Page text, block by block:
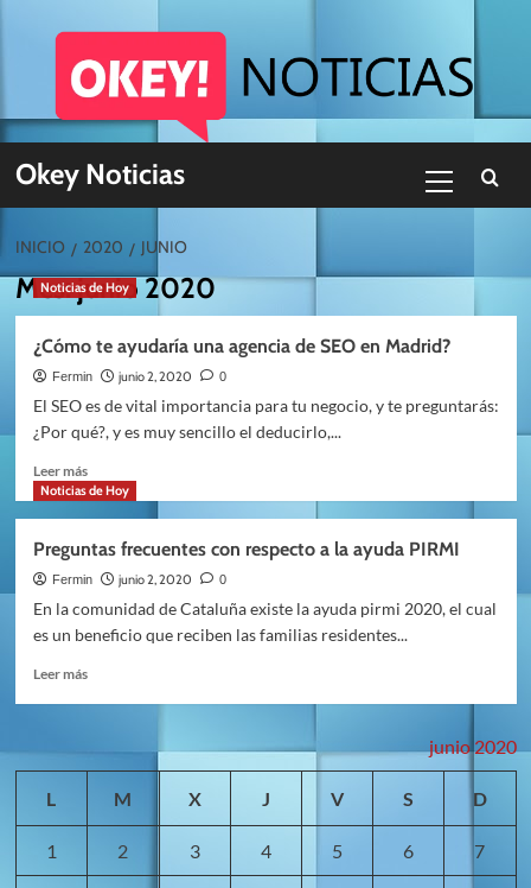
Okey Noticias
primario
INICIO 2020 JUNIO
Mes:junio 2020
Noticias de Hoy
¿Cómo te ayudaría una agencia de SEO en Madrid?
Fermin junio 2, 2020 0
El SEO es de vital importancia para tu negocio, y te preguntarás:
¿Por qué?, y es muy sencillo el deducirlo,...
Leer másLeer
más
te
ayudaría
una
agencia
SEO
Noticias de Hoy
Preguntas frecuentes con respecto a la ayuda PIRMI
Fermin junio 2, 2020 0
En la comunidad de Cataluña existe la ayuda pirmi 2020, el cual
es un beneficio que reciben las familias residentes...
Leer másLeer
respecto
a
ayuda
junio 2020
L M X J V S D
1 2 3 4 5 6 7